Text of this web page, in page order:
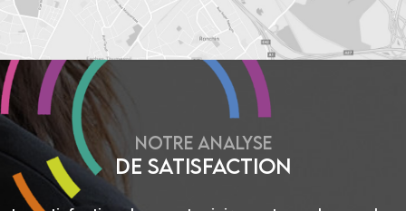
NOTRE ANALYSE
DE SATISFACTION